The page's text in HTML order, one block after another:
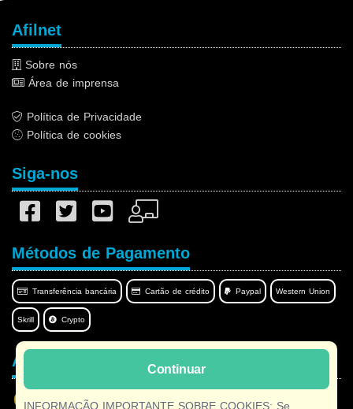
Continuar
INFORMAÇÃO IMPORTANTE SOBRE COOKIES: Se
Afilnet
Sobre nós
Área de imprensa
Política de Privacidade
Política de cookies
Siga-nos
Métodos de Pagamento
Transferência bancária Cartão de crédito Paypal Western Union
Skrill Crypto
Afilnet no seu idioma